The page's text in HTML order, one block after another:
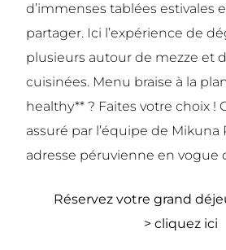
d’immenses tablées estivales
partager. Ici l’expérience de
plusieurs autour de mezze et
cuisinées. Menu braise à la
healthy** ? Faites votre choix !
assuré par l’équipe de Mikuna
adresse péruvienne en vogue
Réservez votre grand
> cliquez ici